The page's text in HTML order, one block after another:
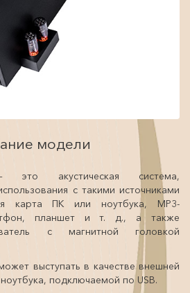
модели
акустическая система,
с такими источниками
карта ПК или ноутбука, MP3-
планшет и т. д., а также
с магнитной головкой
выступать в качестве внешней
подключаемой по USB.